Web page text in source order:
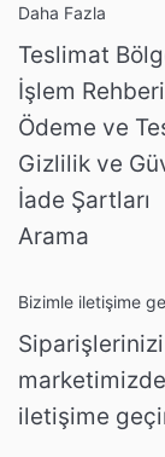
Daha Fazla
Teslimat
İşlem Rehberi
Ödeme ve
Gizlilik ve
İade Şartları
Arama
Bizimle iletişime
iletişime